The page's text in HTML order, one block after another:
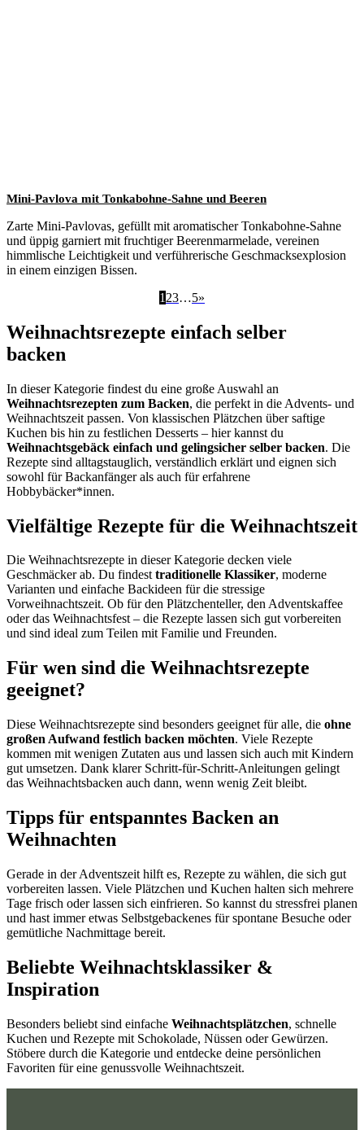
Mini-Pavlova mit Tonkabohne-Sahne und Beeren
Zarte Mini-Pavlovas, gefüllt mit aromatischer Tonkabohne-Sahne
und üppig garniert mit fruchtiger Beerenmarmelade, vereinen
himmlische Leichtigkeit und verführerische Geschmacksexplosion
in einem einzigen Bissen.
1 23…5»
Weihnachtsrezepte einfach selber
backen
In dieser Kategorie findest du eine große Auswahl an
Weihnachtsrezepten zum Backen, die perfekt in die Advents- und
Weihnachtszeit passen. Von klassischen Plätzchen über saftige
Kuchen bis hin zu festlichen Desserts – hier kannst du
Weihnachtsgebäck einfach und gelingsicher selber backen. Die
Rezepte sind alltagstauglich, verständlich erklärt und eignen sich
sowohl für Backanfänger als auch für erfahrene
Hobbybäcker*innen.
Vielfältige Rezepte für die Weihnachtszeit
Die Weihnachtsrezepte in dieser Kategorie decken viele
Geschmäcker ab. Du findesttraditionelle Klassiker, moderne
Varianten und einfache Backideen für die stressige
Vorweihnachtszeit. Ob für den Plätzchenteller, den Adventskaffee
oder das Weihnachtsfest – die Rezepte lassen sich gut vorbereiten
und sind ideal zum Teilen mit Familie und Freunden.
Für wen sind die Weihnachtsrezepte
geeignet?
Diese Weihnachtsrezepte sind besonders geeignet für alle, die ohne
großen Aufwand festlich backen möchten. Viele Rezepte
kommen mit wenigen Zutaten aus und lassen sich auch mit Kindern
gut umsetzen. Dank klarer Schritt-für-Schritt-Anleitungen gelingt
das Weihnachtsbacken auch dann, wenn wenig Zeit bleibt.
Tipps für entspanntes Backen an
Weihnachten
Gerade in der Adventszeit hilft es, Rezepte zu wählen, die sich gut
vorbereiten lassen. Viele Plätzchen und Kuchen halten sich mehrere
Tage frisch oder lassen sich einfrieren. So kannst du stressfrei planen
und hast immer etwas Selbstgebackenes für spontane Besuche oder
gemütliche Nachmittage bereit.
Beliebte Weihnachtsklassiker &
Inspiration
Besonders beliebt sind einfache Weihnachtsplätzchen, schnelle
Kuchen und Rezepte mit Schokolade, Nüssen oder Gewürzen.
Stöbere durch die Kategorie und entdecke deine persönlichen
Favoriten für eine genussvolle Weihnachtszeit.